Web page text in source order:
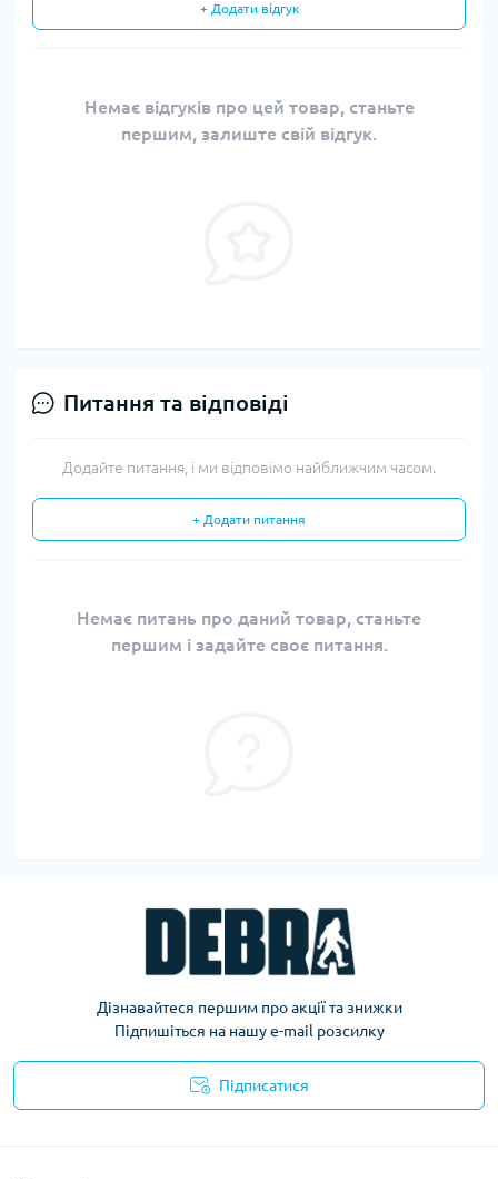
+ Додати відгук
Немає відгуків про цей товар, станьте
першим, залиште свій відгук.
Питання та відповіді
Додайте питання, і ми відповімо найближчим часом.
+ Додати питання
Немає питань про даний товар, станьте
першим і задайте своє питання.
Дізнавайтеся першим про акції та знижки
Підпишіться на нашу e-mail розсилку
Підписатися